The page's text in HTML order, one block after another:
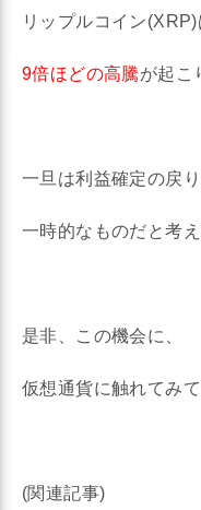
リップルコイン
9倍ほどの高騰が起こ
一旦は利益確定の戻
一時的なものだと考え
是非、この機会に、
仮想通貨に触れてみ
(関連記事)